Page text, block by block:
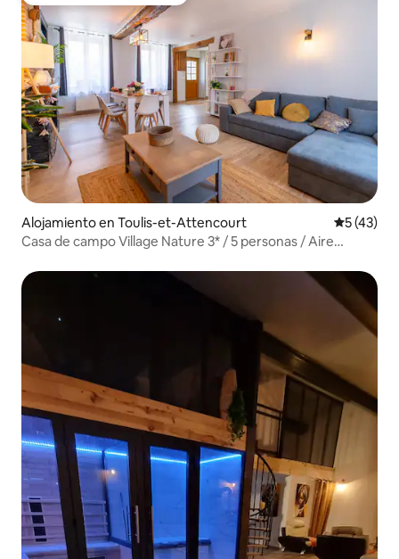
Alojamiento en Toulis-et-Attencourt
5 (43)
Casa de campo Village Nature 3* / 5 personas / Aire